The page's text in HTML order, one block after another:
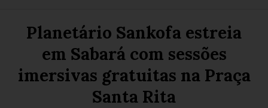
Planetário Sankofa estreia
em Sabará com sessões
imersivas gratuitas na Praça
Santa Rita